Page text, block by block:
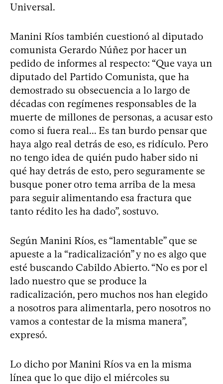
Universal.
Manini Ríos también cuestionó al diputado
comunista Gerardo Núñez por hacer un
pedido de informes al respecto: “Que vaya un
diputado del Partido Comunista, que ha
demostrado su obsecuencia a lo largo de
décadas con regímenes responsables de la
muerte de millones de personas, a acusar esto
como si fuera real... Es tan burdo pensar que
haya algo real detrás de eso, es ridículo. Pero
no tengo idea de quién pudo haber sido ni
qué hay detrás de esto, pero seguramente se
busque poner otro tema arriba de la mesa
para seguir alimentando esa fractura que
tanto rédito les ha dado”, sostuvo.
Según Manini Ríos, es “lamentable” que se
apueste a la “radicalización” y no es algo que
esté buscando Cabildo Abierto. “No es por el
lado nuestro que se produce la
radicalización, pero muchos nos han elegido
a nosotros para alimentarla, pero nosotros no
vamos a contestar de la misma manera”,
expresó.
Lo dicho por Manini Ríos va en la misma
línea que lo que dijo el miércoles su